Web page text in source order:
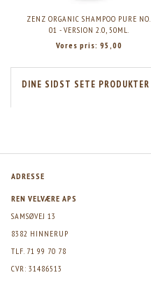
ZENZ ORGANIC SHAMPOO PURE NO.
01 - VERSION 2.0, 50ML.
Vores pris: 95,00
DINE SIDST SETE PRODUKTER
ADRESSE
REN VELVÆRE APS
SAMSØVEJ 13
8382 HINNERUP
TLF. 71 99 70 78
CVR: 31486513